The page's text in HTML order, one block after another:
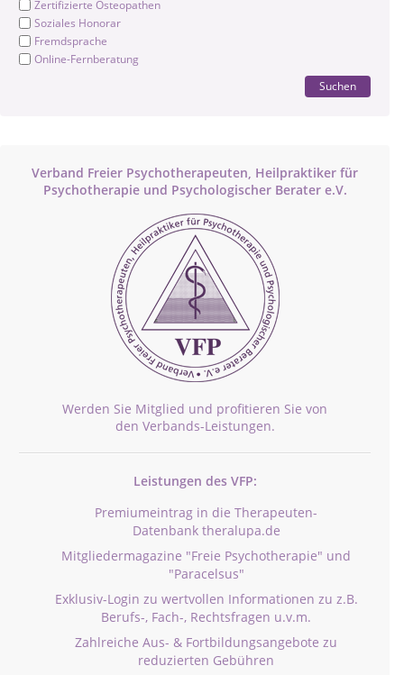
Zertifizierte Osteopathen
Soziales Honorar
Fremdsprache
Online-Fernberatung
Suchen
Verband Freier Psychotherapeuten, Heilpraktiker für
Psychotherapie und Psychologischer Berater e.V.
Werden Sie Mitglied und profitieren Sie von
den Verbands-Leistungen.
Leistungen des VFP:
Premiumeintrag in die Therapeuten-
Datenbank theralupa.de
Mitgliedermagazine "Freie Psychotherapie" und
"Paracelsus"
Exklusiv-Login zu wertvollen Informationen zu z.B.
Berufs-, Fach-, Rechtsfragen u.v.m.
Zahlreiche Aus- & Fortbildungsangebote zu
reduzierten Gebühren